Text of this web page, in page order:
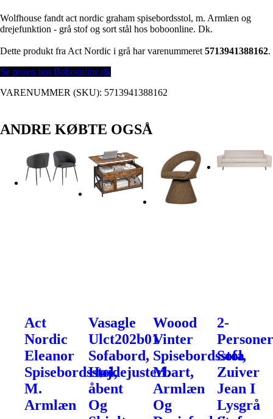
Wolfhouse fandt act nordic graham spisebordsstol, m. Armlæn og
drejefunktion - grå stof og sort stål hos boboonline. Dk.
Dette produkt fra Act Nordic i grå har varenummeret 5713941388162.
Se prisen hos Boboonline.dk
VARENUMMER (SKU): 5713941388162
ANDRE KØBTE OGSÅ
Act
Nordic
Eleanor
Spisebordsstol,
M.
Armlæn
Vasagle
Ulct202b01
Sofabord,
Højdejusterbart,
åbent
Og
Woood
Vinter
Spisebordsstol,
M.
Armlæn
Og
2-
Sofa
Zuiver
Jean I
Lysgrå